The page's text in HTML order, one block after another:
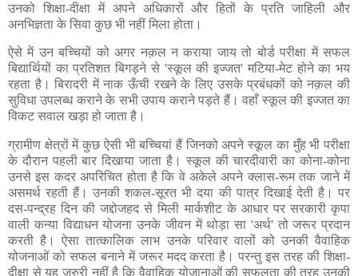
उनको शिक्षा-दीक्षा में अपने अधिकारों और हितों के प्रति जाहिली और
अनभिज्ञता के सिवा कुछ भी नहीं मिला होता।
ऐसे में उन बच्चियों को अगर नक़ल न कराया जाय तो बोर्ड परीक्षा में सफल
बिद्यार्थियों का प्रतिशत बिगड़ने से 'स्कूल की इज्जत' मटिया-मेट होने का भय
रहता है। बिरादरी में नाक ऊँची रखने के लिए उसके प्रबंधकों को नक़ल की
सुविधा उपलब्ध कराने के सभी उपाय कराने पड़ते हैं। वहाँ स्कूल की इज्जत का
विकट सवाल खड़ा हो जाता है।
ग्रामीण क्षेत्रों में कुछ ऐसी भी बच्चियां हैं जिनको अपने स्कूल का मुँह भी परीक्षा
के दौरान पहली बार दिखाया जाता है। स्कूल की चारदीवारी का कोना-कोना
उनसे इस कदर अपरिचित होता है कि वे अकेले अपने क्लास-रूम तक जाने में
असमर्थ रहती हैं। उनकी शकल-सूरत भी दया की पात्र दिखाई देती है। पर
दस-पन्द्रह दिन की जद्दोजहद से मिली मार्कशीट के आधार पर सरकारी कृपा
वाली कन्या विद्याधन योजना उनके जीवन में थोड़ा सा 'अर्थ' तो जरूर प्रदान
करती है। ऐसा तात्कालिक लाभ उनके परिवार वालों को उनकी वैवाहिक
योजनाओं को सफल बनाने में जरूर मदद करता है। परन्तु इस तरह की शिक्षा-
दीक्षा से यह जरुरी नहीं है कि वैवाहिक योजानाओं की सफलता की तरह उनकी